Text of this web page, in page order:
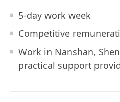
5-day work week
Competitive
Work in Nanshan,
practical support